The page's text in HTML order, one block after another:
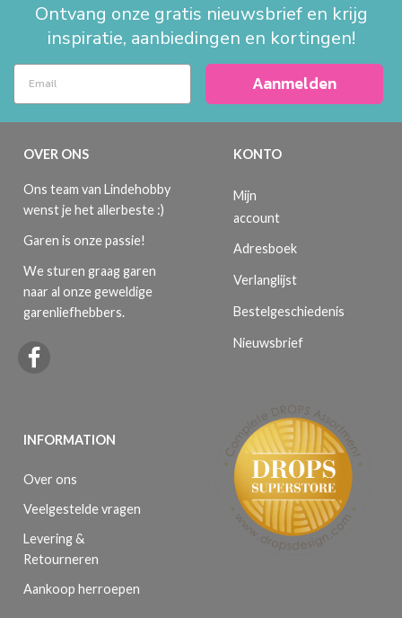
Ontvang onze gratis nieuwsbrief en krijg
inspiratie, aanbiedingen en kortingen!
Aanmelden
OVER ONS
Ons team van Lindehobby
wenst je het allerbeste :)
Garen is onze passie!
We sturen graag garen
naar al onze geweldige
garenliefhebbers.
INFORMATION
Over ons
Veelgestelde vragen
Levering &
Retourneren
Aankoop herroepen
KONTO
Mijn
account
Adresboek
Verlanglijst
Bestelgeschiedenis
Nieuwsbrief